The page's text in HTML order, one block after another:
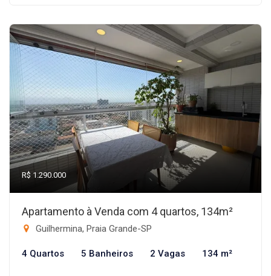
R$ 1.290.000
Apartamento à Venda com 4 quartos, 134m²
Guilhermina, Praia Grande-SP
4 Quartos 5 Banheiros 2 Vagas 134 m²